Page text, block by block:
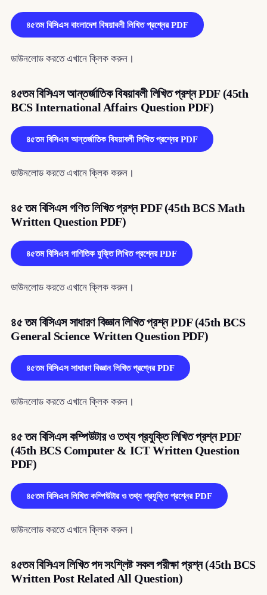
৪৫তম বিসিএস বাংলাদেশ বিষয়াবলী লিখিত প্রশ্নের PDF
ডাউনলোড করতে এখানে ক্লিক করুন।
৪৫তম বিসিএস আন্তর্জাতিক বিষয়াবলী লিখিত প্রশ্ন PDF (45th
BCS International Affairs Question PDF)
৪৫তম বিসিএস আন্তর্জাতিক বিষয়াবলী লিখিত প্রশ্নের PDF
ডাউনলোড করতে এখানে ক্লিক করুন।
৪৫ তম বিসিএস গণিত লিখিত প্রশ্ন PDF (45th BCS Math
Written Question PDF)
৪৫তম বিসিএস গাণিতিক যুক্তি লিখিত প্রশ্নের PDF
ডাউনলোড করতে এখানে ক্লিক করুন।
৪৫ তম বিসিএস সাধারণ বিজ্ঞান লিখিত প্রশ্ন PDF (45th BCS
General Science Written Question PDF)
৪৫তম বিসিএস সাধারণ বিজ্ঞান লিখিত প্রশ্নের PDF
ডাউনলোড করতে এখানে ক্লিক করুন।
৪৫ তম বিসিএস কম্পিউটার ও তথ্য প্রযুক্তি লিখিত প্রশ্ন PDF
(45th BCS Computer & ICT Written Question
PDF)
৪৫তম বিসিএস লিখিত কম্পিউটার ও তথ্য প্রযুক্তি প্রশ্নের PDF
ডাউনলোড করতে এখানে ক্লিক করুন।
৪৫তম বিসিএস লিখিত পদ সংশ্লিষ্ট সকল পরীক্ষা প্রশ্ন (45th BCS
Written Post Related All Question)